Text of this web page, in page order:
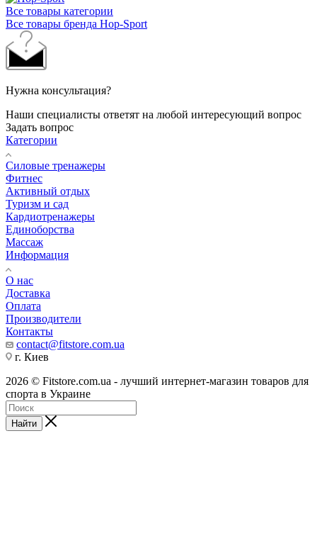
Все товары категории
Все товары бренда Hop-Sport
Нужна консультация?
Наши специалисты ответят на любой интересующий вопрос
Задать вопрос
Категории
Силовые тренажеры
Фитнес
Активный отдых
Туризм и сад
Кардиотренажеры
Единоборства
Массаж
Информация
О нас
Доставка
Оплата
Производители
Контакты
contact@fitstore.com.ua
г. Киев
2026 © Fitstore.com.ua - лучший интернет-магазин товаров для
спорта в Украине
Найти